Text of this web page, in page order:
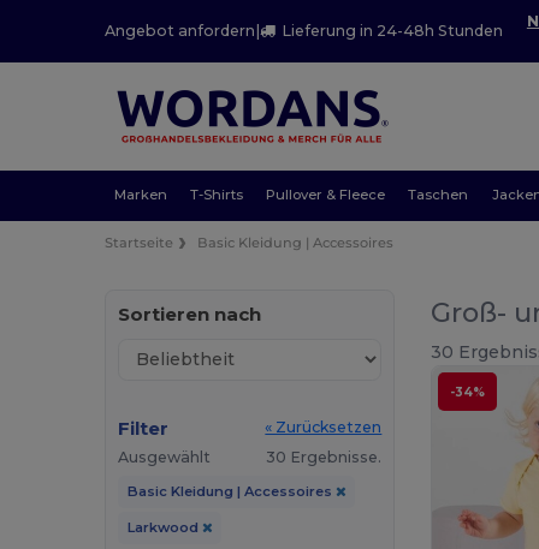
Angebot anfordern | Lieferung in 24-48h Stunden
Marken T-Shirts Pullover & Fleece Taschen
Startseite Basic Kleidung | Accessoires
Sortieren nach
Filter
« Zurücksetzen
Ausgewählt
30 Ergebnisse.
Basic Kleidung | Accessoires
Larkwood
Groß-
30
-34%